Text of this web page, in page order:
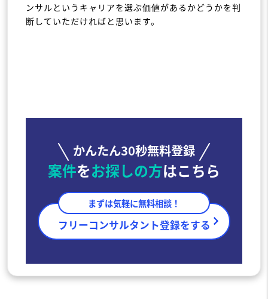
ンサルというキャリアを選ぶ価値があるかどうかを判
断していただければと思います。
かんたん30秒無料登録
案件をお探しの方はこちら
まずは気軽に無料相談！
フリーコンサルタント登録をする